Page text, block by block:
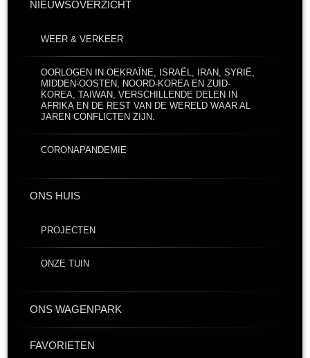
NIEUWSOVERZICHT
WEER & VERKEER
OORLOGEN IN OEKRAÏNE, ISRAËL, IRAN, SYRIË,
MIDDEN-OOSTEN, NOORD-KOREA EN ZUID-
KOREA, TAIWAN, VERSCHILLENDE DELEN IN
AFRIKA EN DE REST VAN DE WERELD WAAR AL
JAREN CONFLICTEN ZIJN.
CORONAPANDEMIE
ONS HUIS
PROJECTEN
ONZE TUIN
ONS WAGENPARK
FAVORIETEN